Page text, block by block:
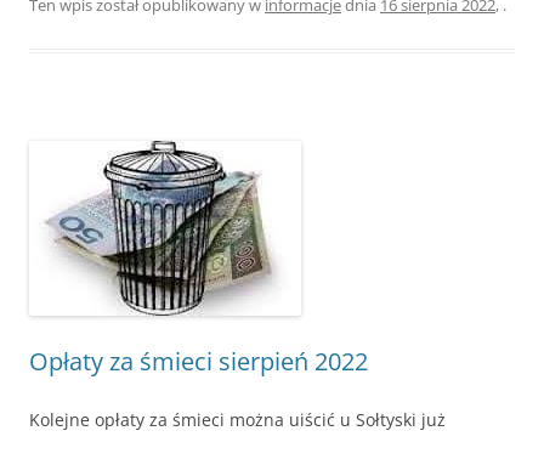
Ten wpis został opublikowany w informacjednia 16 sierpnia 2022, .
Opłaty za śmieci sierpień 2022
Kolejne opłaty za śmieci można uiścić u Sołtyski już